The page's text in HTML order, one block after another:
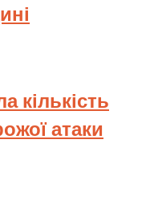
кількість
атаки